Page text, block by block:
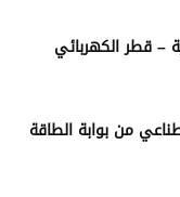
– قطر الكهربائي
من بوابة الطاقة